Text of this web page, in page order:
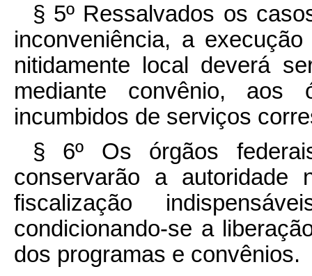
§ 5º Ressalvados os
inconveniência, a
nitidamente local deverá
mediante convênio, aos
incumbidos de serviços
§ 6º Os órgãos
conservarão a autoridade
fiscalização
condicionando-se a
dos programas e convênios.